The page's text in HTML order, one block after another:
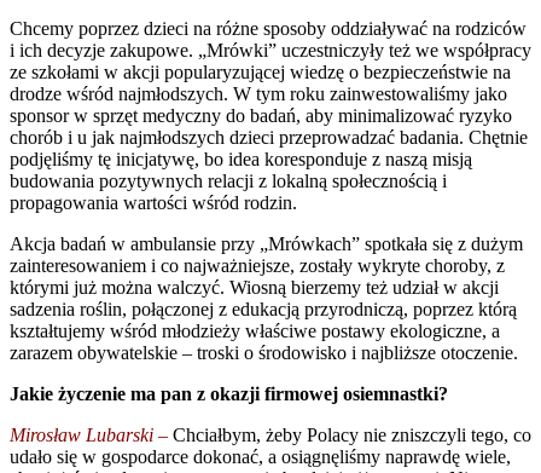
Chcemy poprzez dzieci na różne sposoby oddziaływać na rodziców
i ich decyzje zakupowe. „Mrówki” uczestniczyły też we współpracy
ze szkołami w akcji popularyzującej wiedzę o bezpieczeństwie na
drodze wśród najmłodszych. W tym roku zainwestowaliśmy jako
sponsor w sprzęt medyczny do badań, aby minimalizować ryzyko
chorób i u jak najmłodszych dzieci przeprowadzać badania. Chętnie
podjęliśmy tę inicjatywę, bo idea koresponduje z naszą misją
budowania pozytywnych relacji z lokalną społecznością i
propagowania wartości wśród rodzin.
Akcja badań w ambulansie przy „Mrówkach” spotkała się z dużym
zainteresowaniem i co najważniejsze, zostały wykryte choroby, z
którymi już można walczyć. Wiosną bierzemy też udział w akcji
sadzenia roślin, połączonej z edukacją przyrodniczą, poprzez którą
kształtujemy wśród młodzieży właściwe postawy ekologiczne, a
zarazem obywatelskie – troski o środowisko i najbliższe otoczenie.
Jakie życzenie ma pan z okazji firmowej osiemnastki?
Mirosław Lubarski – Chciałbym, żeby Polacy nie zniszczyli tego, co
udało się w gospodarce dokonać, a osiągnęliśmy naprawdę wiele,